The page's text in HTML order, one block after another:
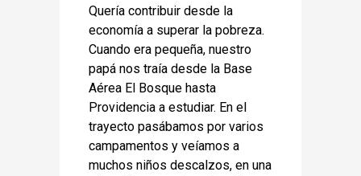
Quería contribuir desde la
economía a superar la pobreza.
Cuando era pequeña, nuestro
papá nos traía desde la Base
Aérea El Bosque hasta
Providencia a estudiar. En el
trayecto pasábamos por varios
campamentos y veíamos a
muchos niños descalzos, en una